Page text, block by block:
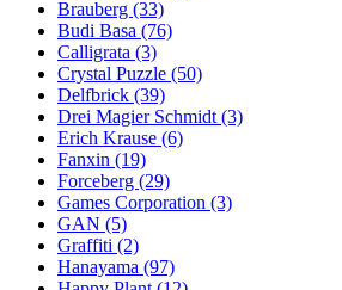
Brauberg (33)
Budi Basa (76)
Calligrata (3)
Crystal Puzzle (50)
Delfbrick (39)
Drei Magier Schmidt (3)
Erich Krause (6)
Fanxin (19)
Forceberg (29)
Games Corporation (3)
GAN (5)
Graffiti (2)
Hanayama (97)